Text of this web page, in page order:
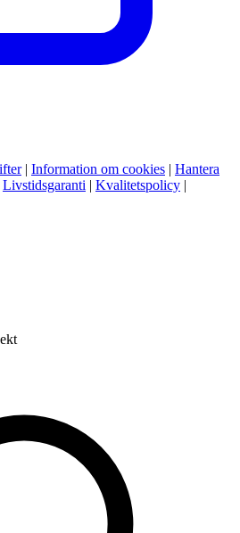
| Information om cookies | Hantera
Livstidsgaranti | Kvalitetspolicy |